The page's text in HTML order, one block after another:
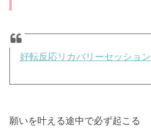
好転反応リカバリーセッション
願いを叶える途中で必ず起こる